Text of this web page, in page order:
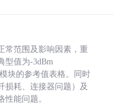
常范围及影响因素，重
型值为-3dBm
块的参考值表格。同时
损耗、连接器问题）及
能问题。